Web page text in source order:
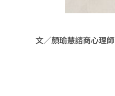
文／顏瑜慧諮商心理師